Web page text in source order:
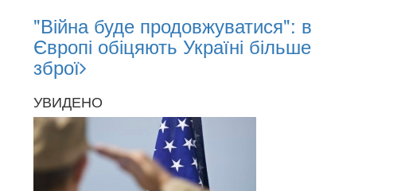
"Війна буде продовжуватися": в
Європі обіцяють Україні більше
зброї
УВИДЕНО